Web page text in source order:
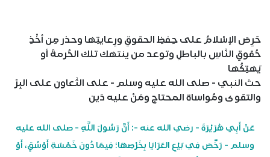
حَرِصَ الإسْلامُ على حِفظِ الحقوقِ ورِعايتِها وحذر مِن أخْذِ
حُقوقِ النَّاسِ بالباطلِ وتوعد من ينتهك تلك الحُرمةَ أو
يَهتِكُها
حث النبي - صلى الله عليه وسلم - على التَّعاون على البِرّ
والتقوى ومُواساة المحتاج ومَنْ عليه دَين
عَنْ أَبِي هُرَيْرَةَ - رضي الله عنه -: أَنَّ رَسُولَ اللَّهِ - صلى الله عليه
وسلم - رَخَّصَ فِي بَيْعِ العَرَايَا بِخَرْصِهَا؛ فِيمَا دُونَ خَمْسَةِ أَوْسُقٍ، أَوْ